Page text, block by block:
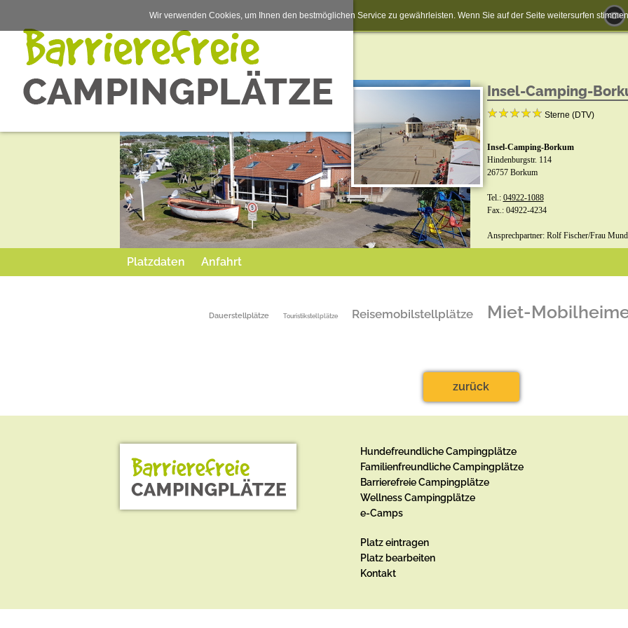
Insel-Camping-
Sterne (DTV)
Insel-Camping-Borkum
Hindenburgstr. 114
26757 Borkum
Tel.: 04922-1088
Fax.: 04922-4234
Ansprechpartner: Rolf Fischer/Frau
Platzdaten Anfahrt
Dauerstellplätze Touristikstellplätze Reisemobilstellplätze Miet-
zurück
Hundefreundliche Campingplätze
Familienfreundliche Campingplätze
Barrierefreie Campingplätze
Wellness Campingplätze
e-Camps
Platz eintragen
Platz bearbeiten
Kontakt
Wir verwenden Cookies, um Ihnen den bestmöglichen Service zu gewährleisten. Wenn Sie auf der Seite weitersurfen